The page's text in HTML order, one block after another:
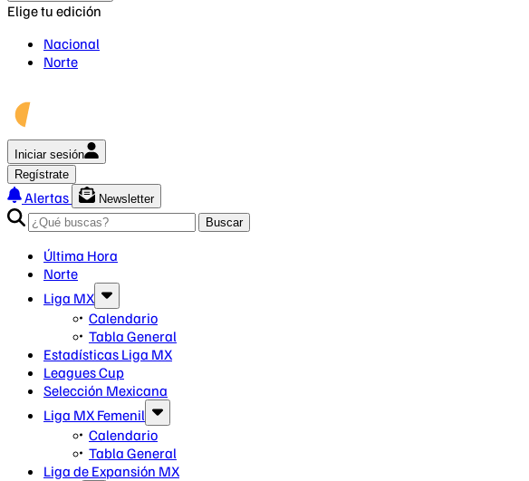
Elige tu edición
Nacional
Norte
Iniciar sesión
Regístrate
Alertas
Newsletter
Buscar
Última Hora
Norte
Liga MX
Calendario
Tabla General
Estadísticas Liga MX
Leagues Cup
Selección Mexicana
Liga MX Femenil
Calendario
Tabla General
Liga de Expansión MX